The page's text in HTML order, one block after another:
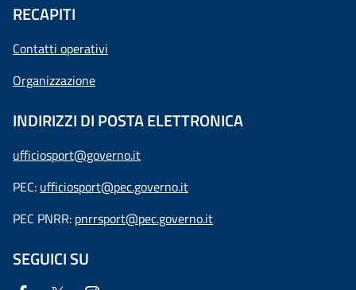
RECAPITI
Contatti operativi
Organizzazione
INDIRIZZI DI POSTA ELETTRONICA
ufficiosport@governo.it
PEC: ufficiosport@pec.governo.it
PEC PNRR: pnrrsport@pec.governo.it
SEGUICI SU